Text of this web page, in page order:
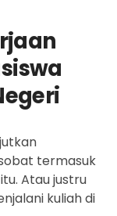
termasuk
Atau justru
kuliah di